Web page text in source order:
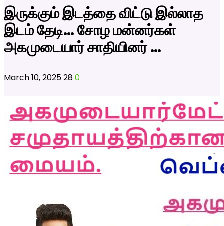
இருக்கும் இடத்தை விட்டு இல்லாத
இடம் தேடி… சோழ மன்னர்கள்
அகமுடையார் சாதியினர் …
March 10, 2025280